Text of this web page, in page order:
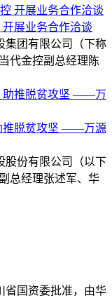
展业务合作洽谈
集团有限公司（下称
代金控副总经理陈
推脱贫攻坚 ——万源
股份有限公司（以下
总经理张述军、华
省国资委批准，由华